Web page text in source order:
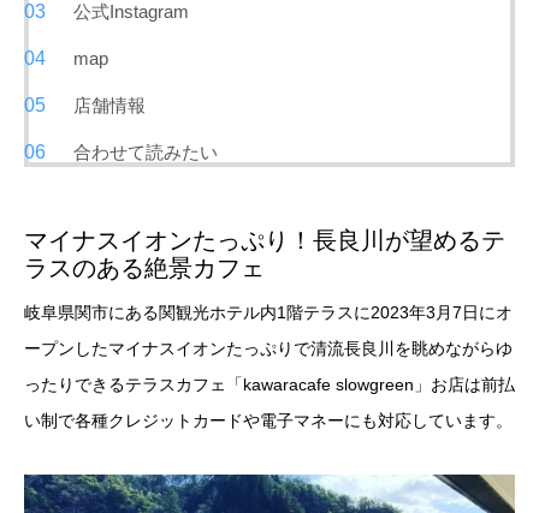
公式Instagram
map
店舗情報
合わせて読みたい
マイナスイオンたっぷり！長良川が望めるテ
ラスのある絶景カフェ
岐阜県関市にある関観光ホテル内1階テラスに2023年3月7日にオ
ープンしたマイナスイオンたっぷりで清流長良川を眺めながらゆ
ったりできるテラスカフェ「kawaracafe slowgreen」お店は前払
い制で各種クレジットカードや電子マネーにも対応しています。